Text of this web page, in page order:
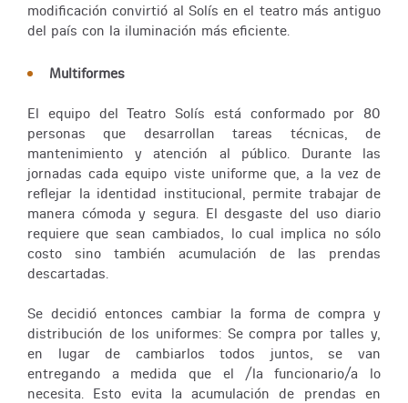
modificación convirtió al Solís en el teatro más antiguo
del país con la iluminación más eficiente.
Multiformes
El equipo del Teatro Solís está conformado por 80
personas que desarrollan tareas técnicas, de
mantenimiento y atención al público. Durante las
jornadas cada equipo viste uniforme que, a la vez de
reflejar la identidad institucional, permite trabajar de
manera cómoda y segura. El desgaste del uso diario
requiere que sean cambiados, lo cual implica no sólo
costo sino también acumulación de las prendas
descartadas.
Se decidió entonces cambiar la forma de compra y
distribución de los uniformes: Se compra por talles y,
en lugar de cambiarlos todos juntos, se van
entregando a medida que el /la funcionario/a lo
necesita. Esto evita la acumulación de prendas en